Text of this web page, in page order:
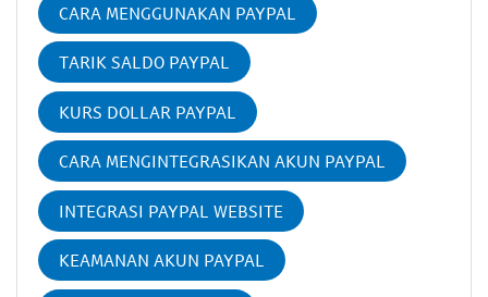
CARA MENGGUNAKAN PAYPAL
TARIK SALDO PAYPAL
KURS DOLLAR PAYPAL
CARA MENGINTEGRASIKAN AKUN PAYPAL
INTEGRASI PAYPAL WEBSITE
KEAMANAN AKUN PAYPAL